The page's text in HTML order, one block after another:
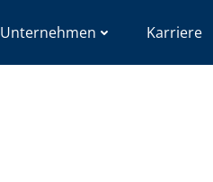
Unternehmen Karriere